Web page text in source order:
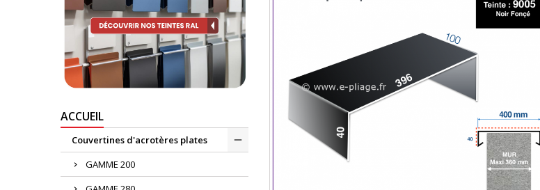
ACCUEIL
Couvertines d'acrotères plates
GAMME 200